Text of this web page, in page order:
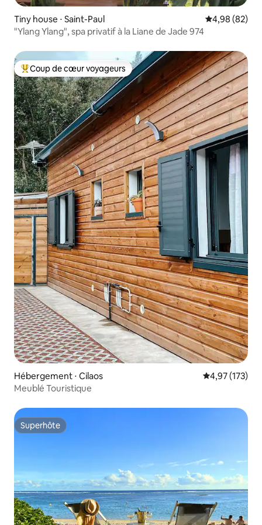
Tiny house ⋅ Saint-Paul Évaluation
4,98 (82)
"Ylang Ylang", spa privatif à la Liane de Jade 974
Coups de cœur voyageurs les plus appréciés
Coup de cœur voyageurs
Hébergement ⋅ Cilaos Évaluation
4,97 (173)
Meublé Touristique
Superhôte
Superhôte